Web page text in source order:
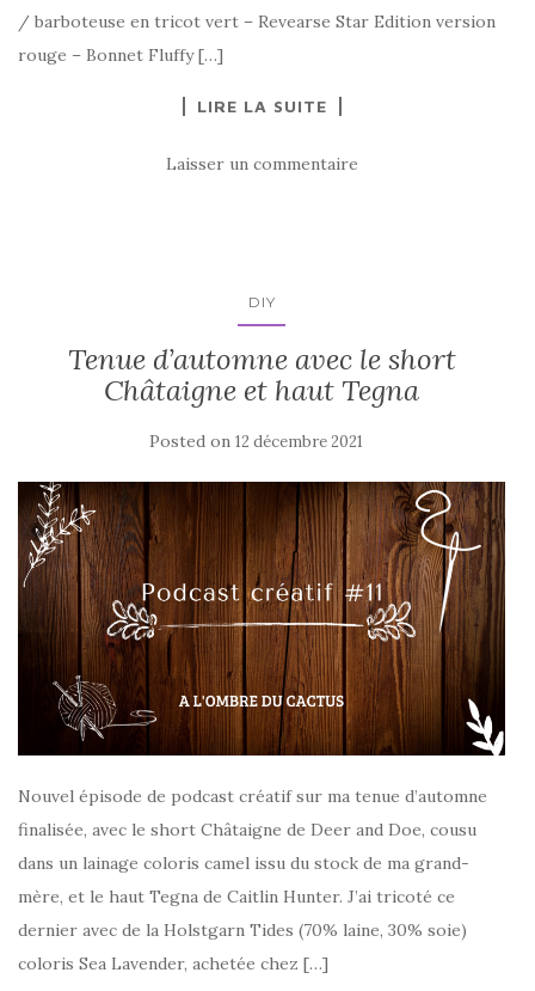
/ barboteuse en tricot vert – Revearse Star Edition version
rouge – Bonnet Fluffy […]
LIRE LA SUITE
Laisser un commentaire
DIY
Tenue d’automne avec le short
Châtaigne et haut Tegna
Posted on 12 décembre 2021
Nouvel épisode de podcast créatif sur ma tenue d’automne
finalisée, avec le short Châtaigne de Deer and Doe, cousu
dans un lainage coloris camel issu du stock de ma grand-
mère, et le haut Tegna de Caitlin Hunter. J’ai tricoté ce
dernier avec de la Holstgarn Tides (70% laine, 30% soie)
coloris Sea Lavender, achetée chez […]